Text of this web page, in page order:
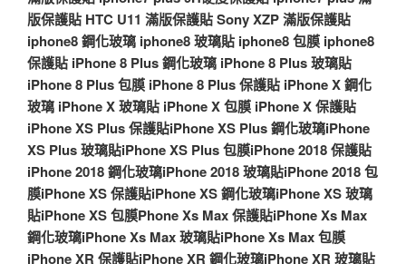
版保護貼 HTC U11 滿版保護貼Sony XZP 滿版保護貼
iphone8 鋼化玻璃 iphone8 玻璃貼 iphone8 包膜 iphone8
保護貼 iPhone 8 Plus 鋼化玻璃 iPhone 8 Plus 玻璃貼
iPhone 8 Plus 包膜 iPhone 8 Plus 保護貼 iPhone X 鋼化
玻璃 iPhone X 玻璃貼 iPhone X 包膜 iPhone X 保護貼
iPhone XS Plus 保護貼iPhone XS Plus 鋼化玻璃iPhone
XS Plus 玻璃貼iPhone XS Plus 包膜iPhone 2018 保護貼
iPhone 2018 鋼化玻璃iPhone 2018 玻璃貼iPhone 2018 包
膜iPhone XS 保護貼iPhone XS 鋼化玻璃iPhone XS 玻璃
貼iPhone XS 包膜Phone Xs Max 保護貼iPhone Xs Max
鋼化玻璃iPhone Xs Max 玻璃貼iPhone Xs Max 包膜
iPhone XR 保護貼iPhone XR 鋼化玻璃iPhone XR 玻璃貼